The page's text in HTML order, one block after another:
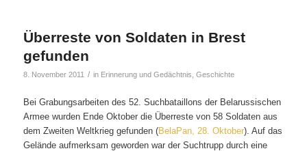
Überreste von Soldaten in Brest
gefunden
8. November 2011 / in Erinnerung und Gedächtnis Geschichte
Bei Grabungsarbeiten des 52. Suchbataillons der Belarussischen
Armee wurden Ende Oktober die Überreste von 58 Soldaten aus
dem Zweiten Weltkrieg gefunden (BelaPan, 28. Oktober). Auf das
Gelände aufmerksam geworden war der Suchtrupp durch eine